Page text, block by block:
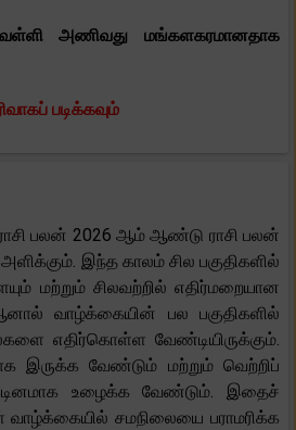
அணிவது மங்களகரமானதாக
படிக்கவும்
பலன் 2026 ஆம் ஆண்டு ராசி பலன்
இந்த காலம் சில பகுதிகளில்
மற்றும் சிலவற்றில் எதிர்மறையான
வாழ்க்கையின் பல பகுதிகளில்
எதிர்கொள்ள வேண்டியிருக்கும்.
வேண்டும் மற்றும் வெற்றிப்
உழைக்க வேண்டும். இதைச்
சமநிலையை பராமரிக்க